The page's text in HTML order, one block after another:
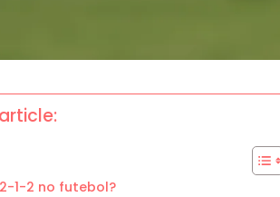
1-2 no futebol?